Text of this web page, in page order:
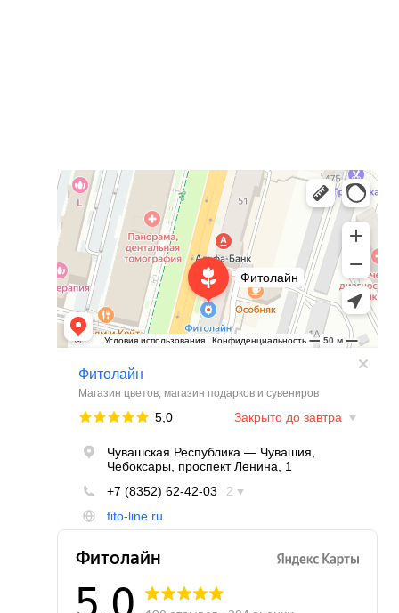
Фитолайн
Магазин цветов в Чебоксарах
Магазин подарков и сувениров в Чебоксарах